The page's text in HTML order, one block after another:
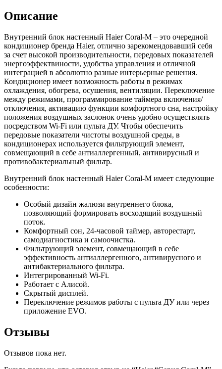
Описание
Внутренний блок настенный Haier Coral-M – это очередной
кондиционер бренда Haier, отлично зарекомендовавший себя
за счет высокой производительности, передовых показателей
энергоэффектвиности, удобства управления и отличной
интеграцией в абсолютно разные интерьерные решения.
Кондиционер имеет возможность работы в режимах
охлаждения, обогрева, осушения, вентиляции. Переключение
между режимами, программирование таймера включения/
отключения, активацию функции комфортного сна, настройку
положения воздушных заслонок очень удобно осуществлять
посредством Wi-Fi или пульта ДУ. Чтобы обеспечить
передовые показатели чистоты воздушной среды, в
кондиционерах используется фильтрующий элемент,
совмещающий в себе антиаллергенный, антивирусный и
противобактериальный фильтр.
Внутренний блок настенный Haier Coral-M имеет следующие
особенности:
Особый дизайн жалюзи внутреннего блока,
позволяющий формировать восходящий воздушный
поток.
Комфортный сон, 24-часовой таймер, авторестарт,
самодиагностика и самоочистка.
Фильтрующий элемент, совмещающий в себе
эффективность антиаллергенного, антивирусного и
антибактериального фильтра.
Интегрированный Wi-Fi.
Работает с Алисой.
Скрытый дисплей.
Переключение режимов работы с пульта ДУ или через
приложение EVO.
Отзывы
Отзывов пока нет.